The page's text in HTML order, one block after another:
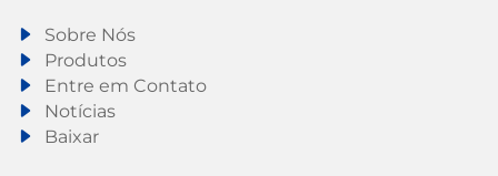
Sobre Nós
Produtos
Entre em Contato
Notícias
Baixar